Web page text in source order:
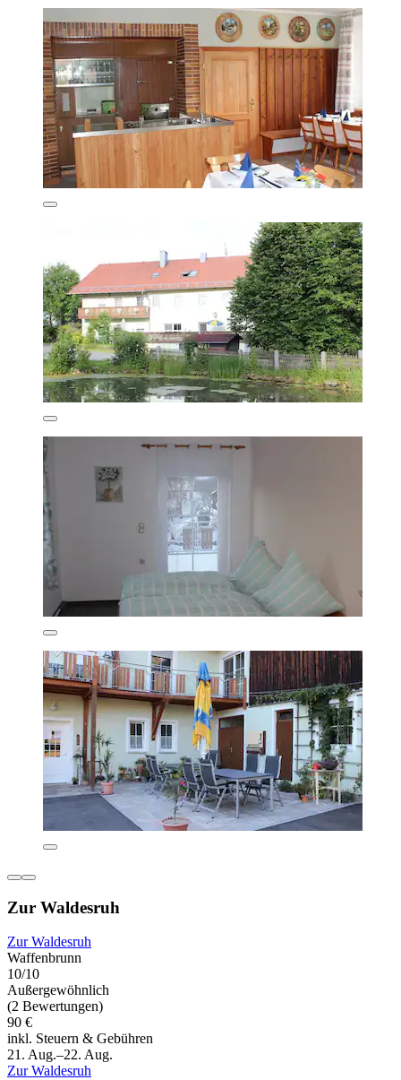
Zur Waldesruh
Zur Waldesruh
Waffenbrunn
10/10
Außergewöhnlich
(2 Bewertungen)
90 €
inkl. Steuern & Gebühren
21. Aug.–22. Aug.
Zur Waldesruh